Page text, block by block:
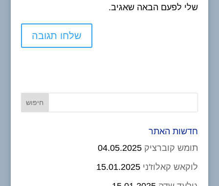
שלי לפעם הבאה שאגיב.
חדשות האתר
תומש קוברציק 04.05.2025
לוקאש קאלוז'ני 15.01.2025